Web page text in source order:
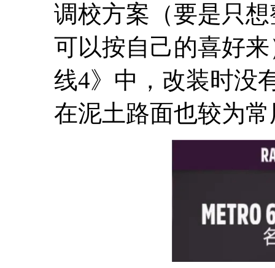
调校方案（要是只
可以按自己的喜好
线4》中，改装时没
在泥土路面也较为